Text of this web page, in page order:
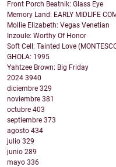
Front Porch Beatnik: Glass Eye
Memory Land: EARLY MIDLIFE
Mollie Elizabeth: Vegas Venetian
Inzoule: Worthy Of Honor
Soft Cell: Tainted Love
GHOLA: 1995
Yahtzee Brown: Big Friday
2024 3940
diciembre 329
noviembre 381
octubre 403
septiembre 373
agosto 434
julio 329
junio 289
mayo 336